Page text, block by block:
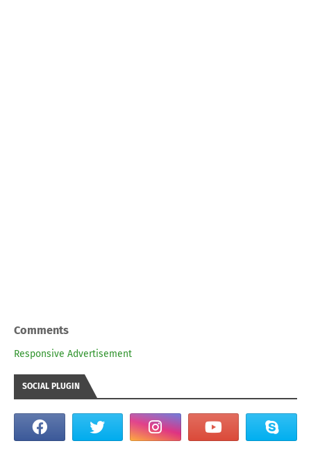
Comments
Responsive Advertisement
SOCIAL PLUGIN